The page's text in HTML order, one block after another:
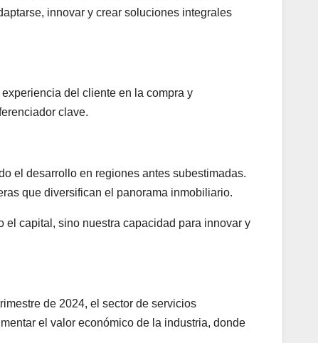
innovar y crear soluciones integrales
del cliente en la compra y
clave.
el desarrollo en regiones antes subestimadas.
que diversifican el panorama inmobiliario.
el capital, sino nuestra capacidad para innovar y
de 2024, el sector de servicios
el valor económico de la industria, donde